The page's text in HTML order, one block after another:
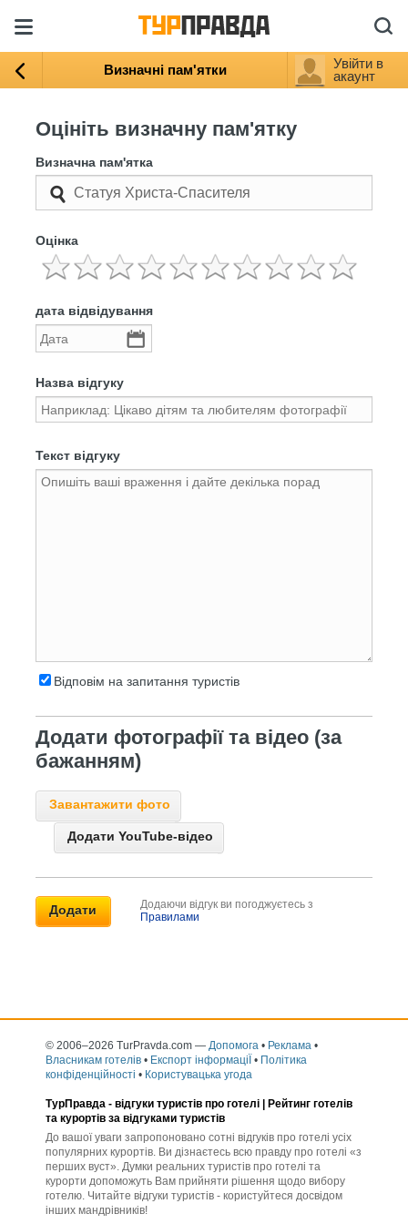
Визначні пам'ятки
Увійти в
акаунт
Оцініть визначну пам'ятку
Визначна пам'ятка
Оцінка
дата відвідування
Назва відгуку
Текст відгуку
Відповім на запитання туристів
Додати фотографії та відео (за
бажанням)
Завантажити фото
Додати YouTube-відео
Додаючи відгук ви погоджуєтесь з
Правилами
© 2006–2026 TurPravda.com — Допомога • Реклама •
Власникам готелів • Експорт інформаціЇ • Політика
конфіденційності • Користувацька угода
ТурПравда - відгуки туристів про готелі | Рейтинг готелів
та курортів за відгуками туристів
До вашої уваги запропоновано сотні відгуків про готелі усіх
популярних курортів. Ви дізнаєтесь всю правду про готелі «з
перших вуст». Думки реальних туристів про готелі та
курорти допоможуть Вам прийняти рішення щодо вибору
готелю. Читайте відгуки туристів - користуйтеся досвідом
інших мандрівників!